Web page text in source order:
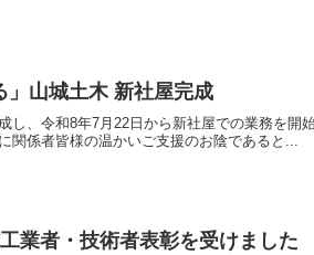
」山城土木 新社屋完成
し、令和8年7月22日から新社屋での業務を
関係者皆様の温かいご支援のお陰であると...
業者・技術者表彰を受けました